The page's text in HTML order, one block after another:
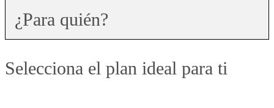
¿Para quién?
Selecciona el plan ideal para ti